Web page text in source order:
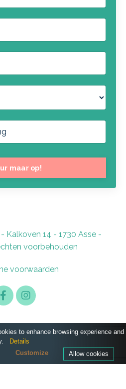
maar op!
Kalkoven 14 - 1730 Asse -
voorbehouden
voorwaarden
to enhance browsing experience and
Details
Allow cookies
Customize